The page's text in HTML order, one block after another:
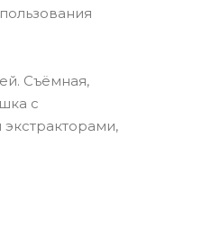
Съёмная,
с